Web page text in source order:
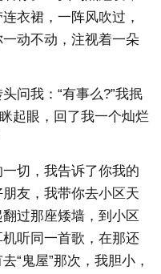
衣裙，一阵风吹过，
动不动，注视着一朵
问我：“有事么?”我抿
起眼，回了我一个灿烂
切，我告诉了你我的
友，我带你去小区天
过那座矮墙，到小区
听同一首歌，在那还
“鬼屋”那次，我胆小，